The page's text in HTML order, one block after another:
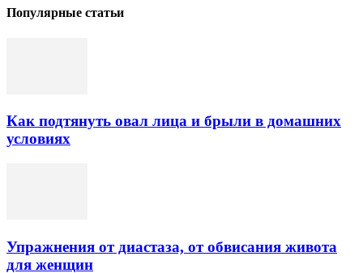
Популярные статьи
Как подтянуть овал лица и брыли в домашних
условиях
Упражнения от диастаза, от обвисания живота
для женщин